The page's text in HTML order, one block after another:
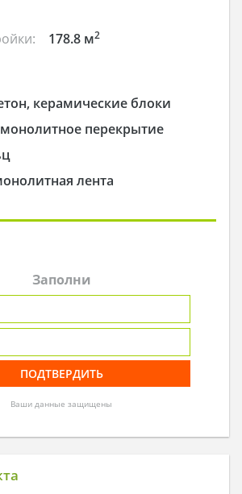
178.8 м2
керамические блоки
монолитное перекрытие
лента
Заполни
Ваши данные защищены